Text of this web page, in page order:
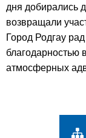
дня добирались
возвращали
Город Родгау
благодарностью
атмосферных